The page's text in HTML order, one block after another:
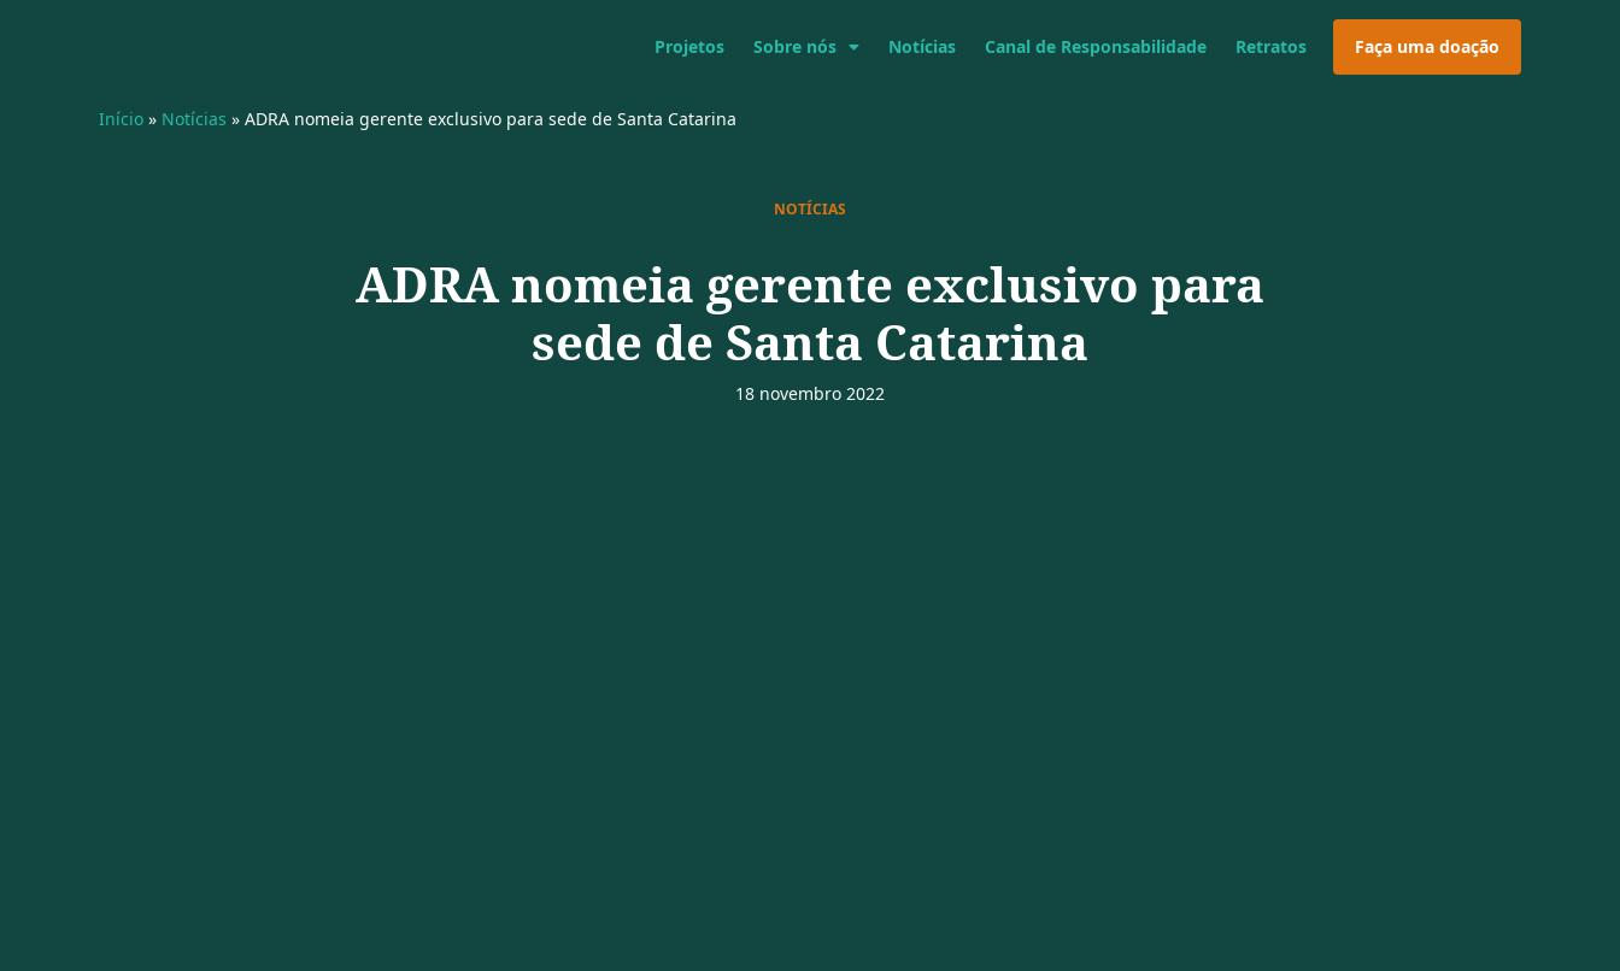
Projetos Sobre nós Notícias Canal de Responsabilidade Retratos Faça uma doação
Início » Notícias » ADRA nomeia gerente exclusivo para sede de Santa Catarina
NOTÍCIAS
ADRA nomeia gerente exclusivo para
sede de Santa Catarina
18 novembro 2022